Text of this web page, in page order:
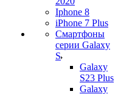
Iphone 8
iPhone 7 Plus
Смартфоны
серии Galaxy
S
Galaxy
S23 Plus
Galaxy